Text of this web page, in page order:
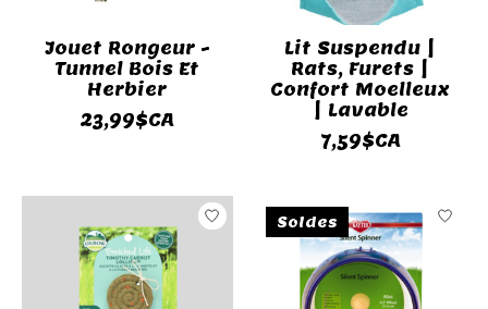
Jouet Rongeur -
Tunnel Bois Et
Herbier
23,99$CA
Lit Suspendu |
Rats, Furets |
Confort Moelleux
| Lavable
7,59$CA
Soldes